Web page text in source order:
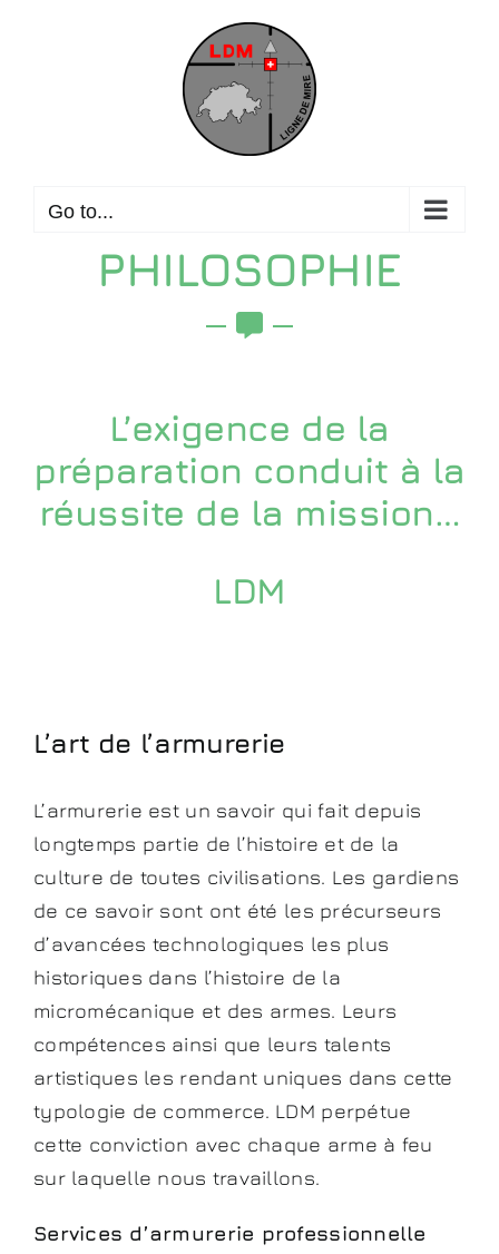
Go to...
PHILOSOPHIE
L’exigence de la
préparation conduit à la
réussite de la mission…
LDM
L’art de l’armurerie
L’armurerie est un savoir qui fait depuis
longtemps partie de l’histoire et de la
culture de toutes civilisations. Les gardiens
de ce savoir sont ont été les précurseurs
d’avancées technologiques les plus
historiques dans l’histoire de la
micromécanique et des armes. Leurs
compétences ainsi que leurs talents
artistiques les rendant uniques dans cette
typologie de commerce. LDM perpétue
cette conviction avec chaque arme à feu
sur laquelle nous travaillons.
Services d’armurerie professionnelle